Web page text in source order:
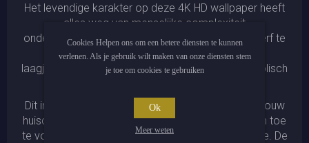
Het levendige karakter op deze 4K HD wallpaper heeft
alles weg van menselijke complexiteit
ondergedompeld in donkere tinten door aquarelverf te
gebruiken. Deze combinatie resulteert in
laagjeseffecten waardoor de afbeelding melancholisch
Dit intrigerende kunstwerk is perfect geschikt om jouw
huisdecor naar een hoger niveau te brengen of om toe
te voegen aan iemand zijn kunstaankopen collectie. De
Cookies Helpen ons om een betere diensten te kunnen
verlenen. Als je gebruik wilt maken van onze diensten stem
je toe om cookies te gebruiken
Ok
Meer weten